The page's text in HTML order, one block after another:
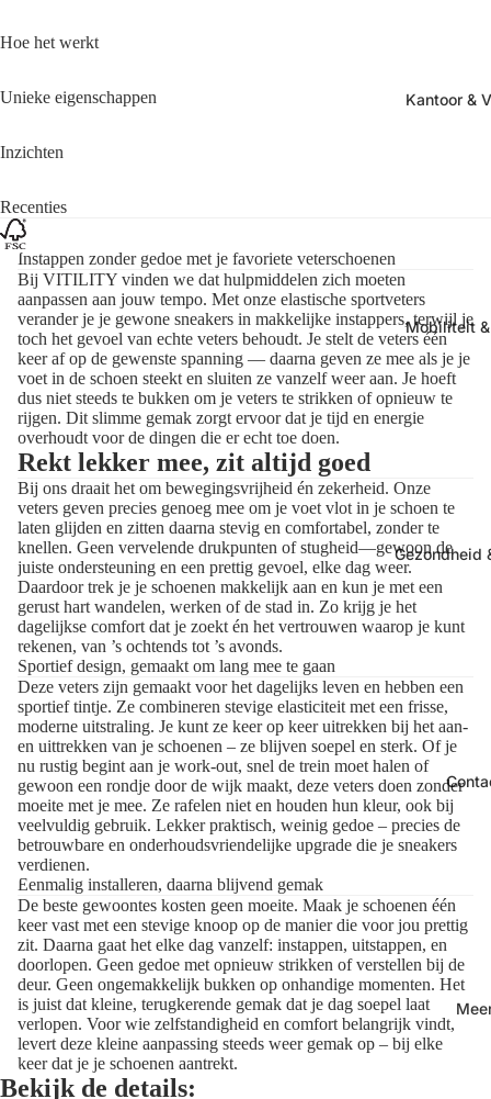
Kantoor &
Mobiliteit
Gezondheid
Hoe het werkt
Unieke eigenschappen
Inzichten
Recenties
Instappen zonder gedoe met je favoriete veterschoenen
Bij VITILITY vinden we dat hulpmiddelen zich moeten
aanpassen aan jouw tempo. Met onze elastische sportveters
verander je je gewone sneakers in makkelijke instappers, terwijl je
toch het gevoel van echte veters behoudt. Je stelt de veters één
keer af op de gewenste spanning — daarna geven ze mee als je je
voet in de schoen steekt en sluiten ze vanzelf weer aan. Je hoeft
dus niet steeds te bukken om je veters te strikken of opnieuw te
rijgen. Dit slimme gemak zorgt ervoor dat je tijd en energie
overhoudt voor de dingen die er echt toe doen.
Rekt lekker mee, zit altijd goed
Bij ons draait het om bewegingsvrijheid én zekerheid. Onze
veters geven precies genoeg mee om je voet vlot in je schoen te
laten glijden en zitten daarna stevig en comfortabel, zonder te
knellen. Geen vervelende drukpunten of stugheid—gewoon de
juiste ondersteuning en een prettig gevoel, elke dag weer.
Daardoor trek je je schoenen makkelijk aan en kun je met een
gerust hart wandelen, werken of de stad in. Zo krijg je het
dagelijkse comfort dat je zoekt én het vertrouwen waarop je kunt
rekenen, van ’s ochtends tot ’s avonds.
Sportief design, gemaakt om lang mee te gaan
Deze veters zijn gemaakt voor het dagelijks leven en hebben een
sportief tintje. Ze combineren stevige elasticiteit met een frisse,
moderne uitstraling. Je kunt ze keer op keer uitrekken bij het aan-
en uittrekken van je schoenen – ze blijven soepel en sterk. Of je
nu rustig begint aan je work-out, snel de trein moet halen of
gewoon een rondje door de wijk maakt, deze veters doen zonder
moeite met je mee. Ze rafelen niet en houden hun kleur, ook bij
veelvuldig gebruik. Lekker praktisch, weinig gedoe – precies de
betrouwbare en onderhoudsvriendelijke upgrade die je sneakers
verdienen.
Eenmalig installeren, daarna blijvend gemak
De beste gewoontes kosten geen moeite. Maak je schoenen één
keer vast met een stevige knoop op de manier die voor jou prettig
zit. Daarna gaat het elke dag vanzelf: instappen, uitstappen, en
doorlopen. Geen gedoe met opnieuw strikken of verstellen bij de
deur. Geen ongemakkelijk bukken op onhandige momenten. Het
is juist dat kleine, terugkerende gemak dat je dag soepel laat
verlopen. Voor wie zelfstandigheid en comfort belangrijk vindt,
levert deze kleine aanpassing steeds weer gemak op – bij elke
keer dat je je schoenen aantrekt.
Bekijk de details: